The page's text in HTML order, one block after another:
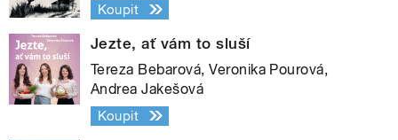
Koupit
Jezte, ať vám to sluší
Tereza Bebarová, Veronika Pourová,
Andrea Jakešová
Koupit